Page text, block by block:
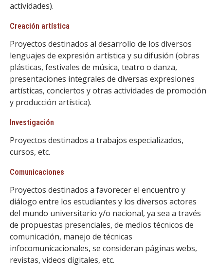
actividades).
Creación artística
Proyectos destinados al desarrollo de los diversos
lenguajes de expresión artística y su difusión (obras
plásticas, festivales de música, teatro o danza,
presentaciones integrales de diversas expresiones
artísticas, conciertos y otras actividades de promoción
y producción artística).
Investigación
Proyectos destinados a trabajos especializados,
cursos, etc.
Comunicaciones
Proyectos destinados a favorecer el encuentro y
diálogo entre los estudiantes y los diversos actores
del mundo universitario y/o nacional, ya sea a través
de propuestas presenciales, de medios técnicos de
comunicación, manejo de técnicas
infocomunicacionales, se consideran páginas webs,
revistas, videos digitales, etc.